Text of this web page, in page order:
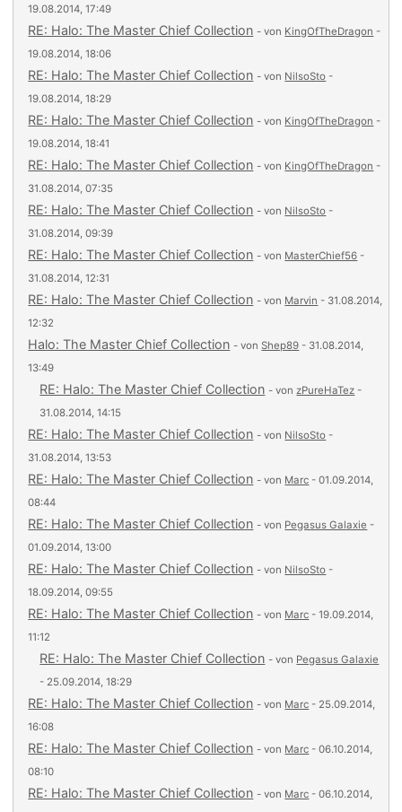
19.08.2014, 17:49
RE: Halo: The Master Chief Collection - von KingOfTheDragon -
19.08.2014, 18:06
RE: Halo: The Master Chief Collection - von NilsoSto -
19.08.2014, 18:29
RE: Halo: The Master Chief Collection - von KingOfTheDragon -
19.08.2014, 18:41
RE: Halo: The Master Chief Collection - von KingOfTheDragon -
31.08.2014, 07:35
RE: Halo: The Master Chief Collection - von NilsoSto -
31.08.2014, 09:39
RE: Halo: The Master Chief Collection - von MasterChief56 -
31.08.2014, 12:31
RE: Halo: The Master Chief Collection - von Marvin - 31.08.2014,
12:32
Halo: The Master Chief Collection - vonShep89 - 31.08.2014,
13:49
RE: Halo: The Master Chief Collection - vonzPureHaTez -
31.08.2014, 14:15
RE: Halo: The Master Chief Collection - von NilsoSto -
31.08.2014, 13:53
RE: Halo: The Master Chief Collection - von Marc - 01.09.2014,
08:44
RE: Halo: The Master Chief Collection - von Pegasus Galaxie -
01.09.2014, 13:00
RE: Halo: The Master Chief Collection - von NilsoSto -
18.09.2014, 09:55
RE: Halo: The Master Chief Collection - von Marc - 19.09.2014,
11:12
RE: Halo: The Master Chief Collection - von Pegasus Galaxie
- 25.09.2014, 18:29
RE: Halo: The Master Chief Collection - von Marc - 25.09.2014,
16:08
RE: Halo: The Master Chief Collection - von Marc - 06.10.2014,
08:10
RE: Halo: The Master Chief Collection - von Marc - 06.10.2014,